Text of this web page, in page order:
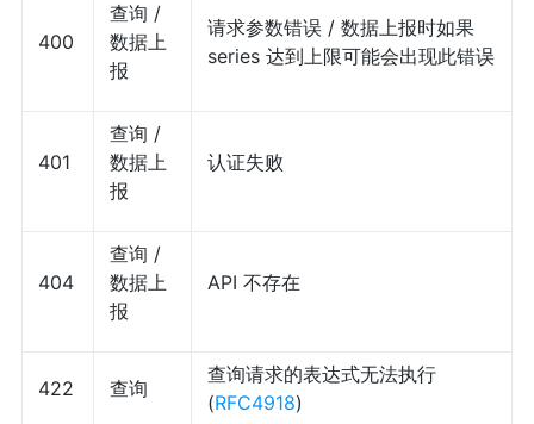
400
查询 /
数据上
报
请求参数错误 / 数据上报时如果
series 达到上限可能会出现此错误
401
查询 /
数据上
报
认证失败
404
查询 /
数据上
报
API 不存在
422 查询
查询请求的表达式无法执行
(RFC4918)